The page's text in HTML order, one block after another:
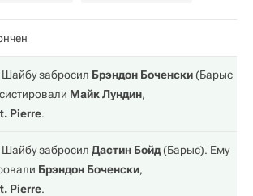
Шайбу забросил Брэндон Боченски(Барыс
Майк Лундин,
Pierre.
Шайбу забросил Дастин Бойд(Барыс). Ему
Брэндон Боченски,
Pierre.